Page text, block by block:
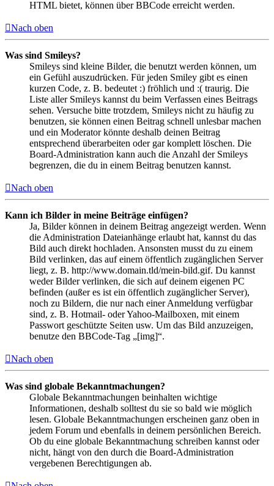
HTML bietet, können über BBCode erreicht werden.
Nach oben
Was sind Smileys?
Smileys sind kleine Bilder, die benutzt werden können, um
ein Gefühl auszudrücken. Für jeden Smiley gibt es einen
kurzen Code, z. B. bedeutet :) fröhlich und :( traurig. Die
Liste aller Smileys kannst du beim Verfassen eines Beitrags
sehen. Versuche bitte trotzdem, Smileys nicht zu häufig zu
benutzen, sie können einen Beitrag schnell unlesbar machen
und ein Moderator könnte deshalb deinen Beitrag
entsprechend überarbeiten oder gar komplett löschen. Die
Board-Administration kann auch die Anzahl der Smileys
begrenzen, die du in einem Beitrag benutzen kannst.
Nach oben
Kann ich Bilder in meine Beiträge einfügen?
Ja, Bilder können in deinem Beitrag angezeigt werden. Wenn
die Administration Dateianhänge erlaubt hat, kannst du das
Bild auch direkt hochladen. Ansonsten musst du zu einem
Bild verlinken, das auf einem öffentlich zugänglichen Server
liegt, z. B. http://www.domain.tld/mein-bild.gif. Du kannst
weder Bilder verlinken, die sich auf deinem eigenen PC
befinden (außer es ist ein öffentlich zugänglicher Server),
noch zu Bildern, die nur nach einer Anmeldung verfügbar
sind, z. B. Hotmail- oder Yahoo-Mailboxen, mit einem
Passwort geschützte Seiten usw. Um das Bild anzuzeigen,
benutze den BBCode-Tag „[img]“.
Nach oben
Was sind globale Bekanntmachungen?
Globale Bekanntmachungen beinhalten wichtige
Informationen, deshalb solltest du sie so bald wie möglich
lesen. Globale Bekanntmachungen erscheinen ganz oben in
jedem Forum und ebenfalls in deinem persönlichen Bereich.
Ob du eine globale Bekanntmachung schreiben kannst oder
nicht, hängt von den durch die Board-Administration
vergebenen Berechtigungen ab.